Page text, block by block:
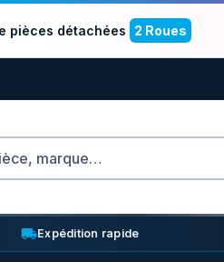
pièces détachées 2 Roues
local_shippingExpédition rapide